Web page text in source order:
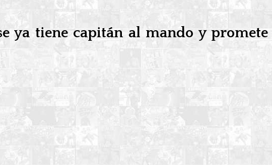
ya tiene capitán al mando y promete